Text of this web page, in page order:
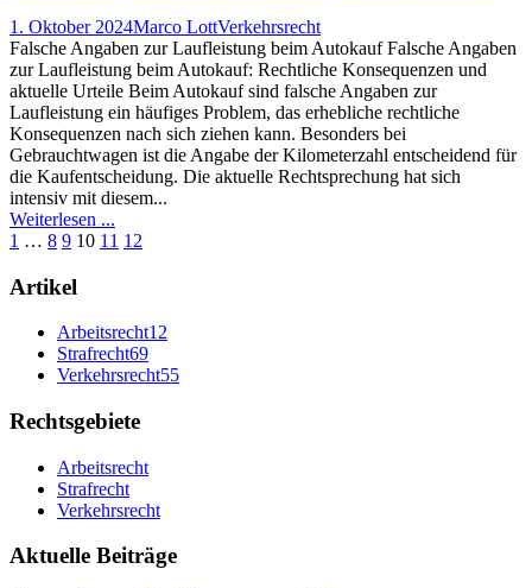
1. Oktober 2024Marco LottVerkehrsrecht
Falsche Angaben zur Laufleistung beim Autokauf Falsche Angaben
zur Laufleistung beim Autokauf: Rechtliche Konsequenzen und
aktuelle Urteile Beim Autokauf sind falsche Angaben zur
Laufleistung ein häufiges Problem, das erhebliche rechtliche
Konsequenzen nach sich ziehen kann. Besonders bei
Gebrauchtwagen ist die Angabe der Kilometerzahl entscheidend für
die Kaufentscheidung. Die aktuelle Rechtsprechung hat sich
intensiv mit diesem...
Weiterlesen ...
1 … 8 9 10 11 12
Artikel
Arbeitsrecht12
Strafrecht69
Verkehrsrecht55
Rechtsgebiete
Arbeitsrecht
Strafrecht
Verkehrsrecht
Aktuelle Beiträge